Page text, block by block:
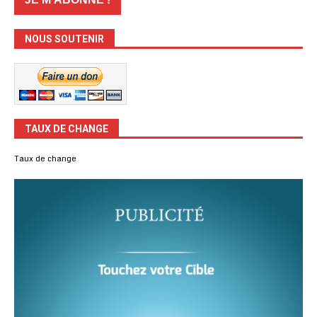
NOUS SOUTENIR
TAUX DE CHANGE
Taux de change